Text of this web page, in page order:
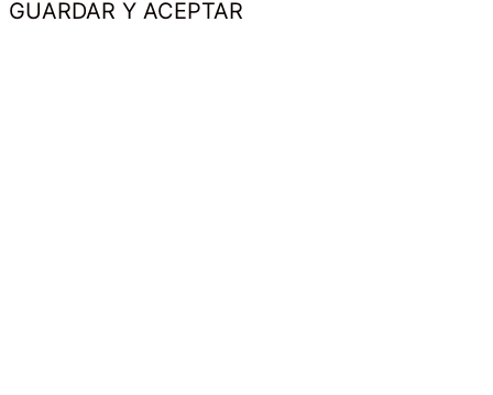
GUARDAR Y ACEPTAR